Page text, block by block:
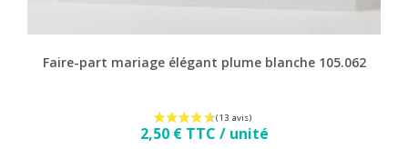
Faire-part mariage élégant plume blanche 105.062
Prix
2,50 € TTC / unité